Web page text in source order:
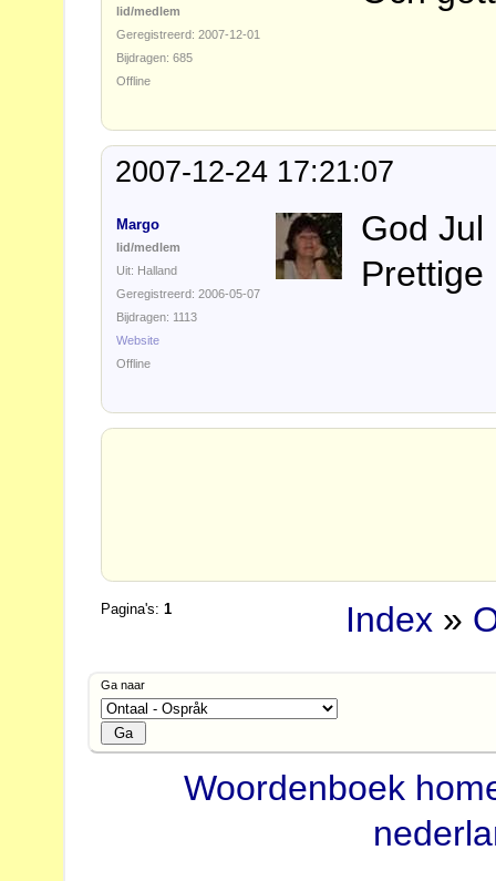
lid/medlem
Geregistreerd: 2007-12-01
Bijdragen: 685
Offline
2007-12-24 17:21:07
Margo
lid/medlem
Uit: Halland
Geregistreerd: 2006-05-07
Bijdragen: 1113
Website
God Jul
Prettige
Offline
Pagina's:1 Index »
Ga naar
Woordenboek